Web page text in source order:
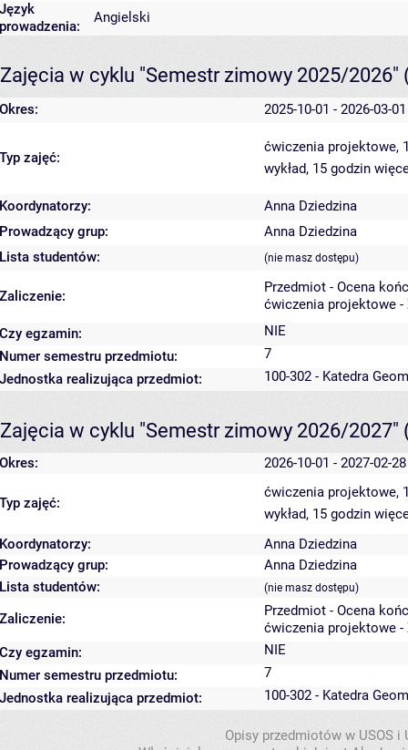
Język
prowadzenia:
Angielski
Zajęcia w cyklu "Semestr zimowy 2025/2026"
Okres: 2025-10-01 - 2026-03-01
Typ zajęć:
ćwiczenia projektowe,
wykład, 15 godzin
Koordynatorzy:
Anna Dziedzina
Prowadzący grup:
Anna Dziedzina
Lista studentów:
(nie masz dostępu)
Zaliczenie:
Przedmiot - Ocena
ćwiczenia projektowe -
Czy egzamin:
NIE
Numer semestru przedmiotu:
7
Jednostka realizująca przedmiot:
100-302 - Katedra
Zajęcia w cyklu "Semestr zimowy 2026/2027"
Okres: 2026-10-01 - 2027-02-28
Typ zajęć:
ćwiczenia projektowe,
wykład, 15 godzin
Koordynatorzy:
Anna Dziedzina
Prowadzący grup:
Anna Dziedzina
Lista studentów:
(nie masz dostępu)
Zaliczenie:
Przedmiot - Ocena
ćwiczenia projektowe -
Czy egzamin:
NIE
Numer semestru przedmiotu:
7
Jednostka realizująca przedmiot:
100-302 - Katedra
Opisy przedmiotów w USOS